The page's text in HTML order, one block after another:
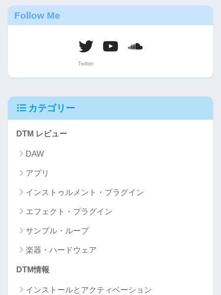
Follow Me
カテゴリー
DTM レビュー
DAW
アプリ
インストゥルメント・プラグイン
エフェクト・プラグイン
サンプル・ループ
楽器・ハードウェア
DTM情報
インストールとアクティベーション